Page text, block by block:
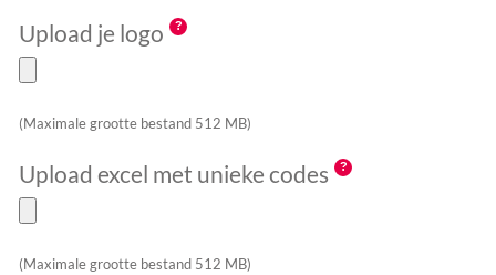
Upload je logo
(Maximale grootte bestand 512 MB)
Upload excel met unieke codes
(Maximale grootte bestand 512 MB)